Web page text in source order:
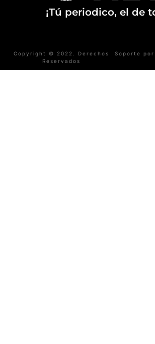
¡Tú periodico, el de
Copyright © 2022. Derechos
Reservados
Soporte